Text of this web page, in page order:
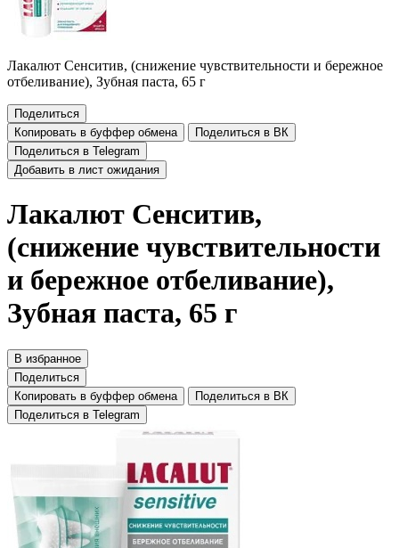
Лакалют Сенситив, (снижение чувствительности и бережное
отбеливание), Зубная паста, 65 г
Поделиться
Копировать в буффер обмена
Поделиться в ВК
Поделиться в Telegram
Добавить в лист ожидания
Лакалют Сенситив,
(снижение чувствительности
и бережное отбеливание),
Зубная паста, 65 г
В избранное
Поделиться
Копировать в буффер обмена
Поделиться в ВК
Поделиться в Telegram